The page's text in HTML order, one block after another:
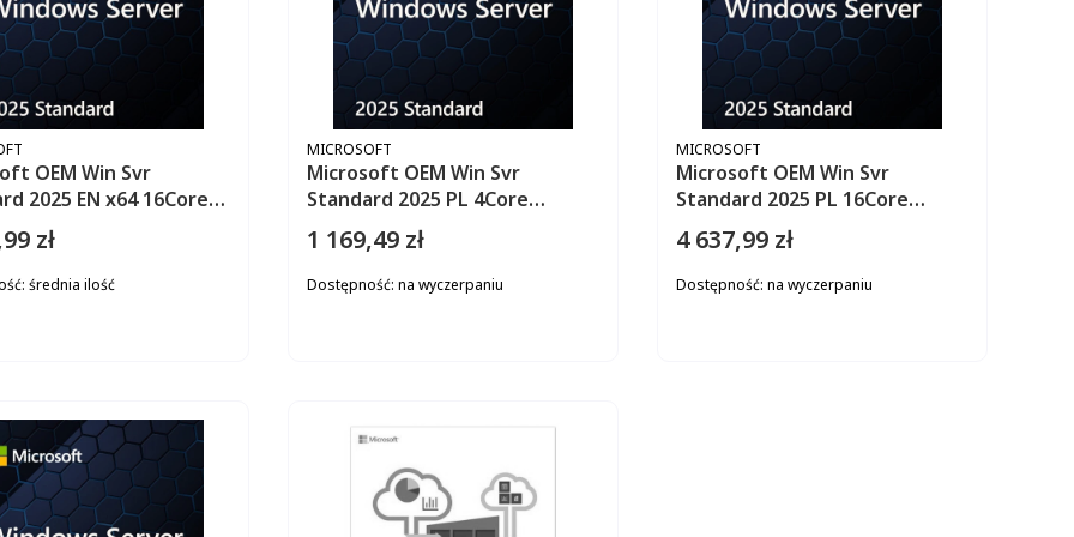
OEM Win Svr
2025 EN x64 16Core
25187
zł
średnia ilość
Microsoft OEM Win Svr
Standard 2025 PL 4Core
NoMedia/NoKey (POSOnly)
AddLic EP2-25433
PRODUCENT
MICROSOFT
Cena
1 169,49 zł
Dostępność: na wyczerpaniu
Microsoft OEM Win Svr
Standard 2025 PL 16Core
NoMedia/NoKey (POSOnly)
AddLic EP2-25451
PRODUCENT
MICROSOFT
Cena
4 637,99 zł
Dostępność: na wyczerpaniu